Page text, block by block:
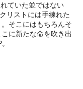
ていた並ではない
リストには手練れた
そこにはもちろんそ
に新たな命を吹き出